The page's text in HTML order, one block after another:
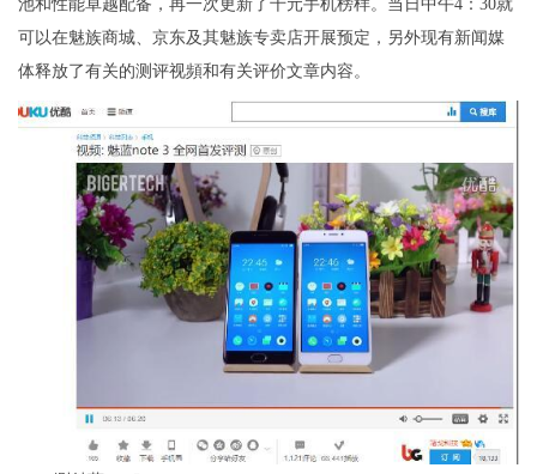
池和性能卓越配备，再一次更新了千元手机榜样。当日中午4：30就
可以在魅族商城、京东及其魅族专卖店开展预定，另外现有新闻媒
体释放了有关的测评视頻和有关评价文章内容。